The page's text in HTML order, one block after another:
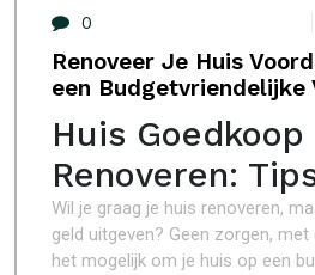
0
Renoveer Je Huis
een Budgetvriendelijke
Huis Goedkoop
Renoveren:
Wil je graag je huis renoveren,
geld uitgeven? Geen zorgen,
het mogelijk om je huis op een